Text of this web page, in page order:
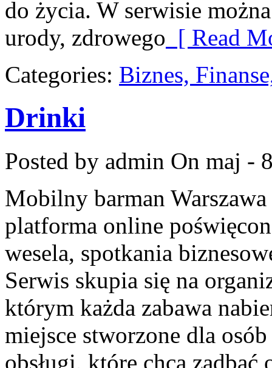
do życia. W serwisie
urody, zdrowego [ Read
Categories: Biznes,
Drinki
Posted by admin On maj -
Mobilny barman
platforma online
wesela, spotkania
Serwis skupia się na
którym każda zabawa
miejsce stworzone dla
obsługi, które chcą